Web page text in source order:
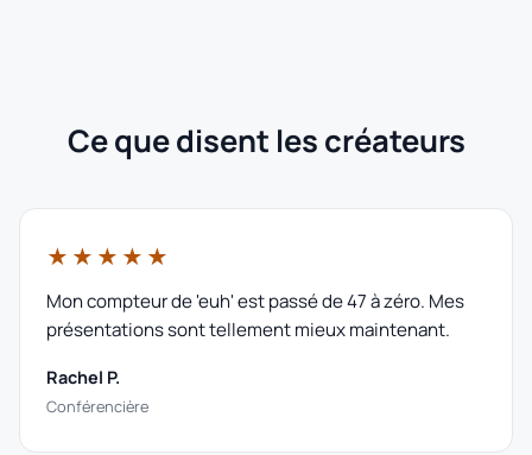
Ce que disent les créateurs
★★★★★
Mon compteur de 'euh' est passé de 47 à zéro. Mes
présentations sont tellement mieux maintenant.
Rachel P.
Conférencière